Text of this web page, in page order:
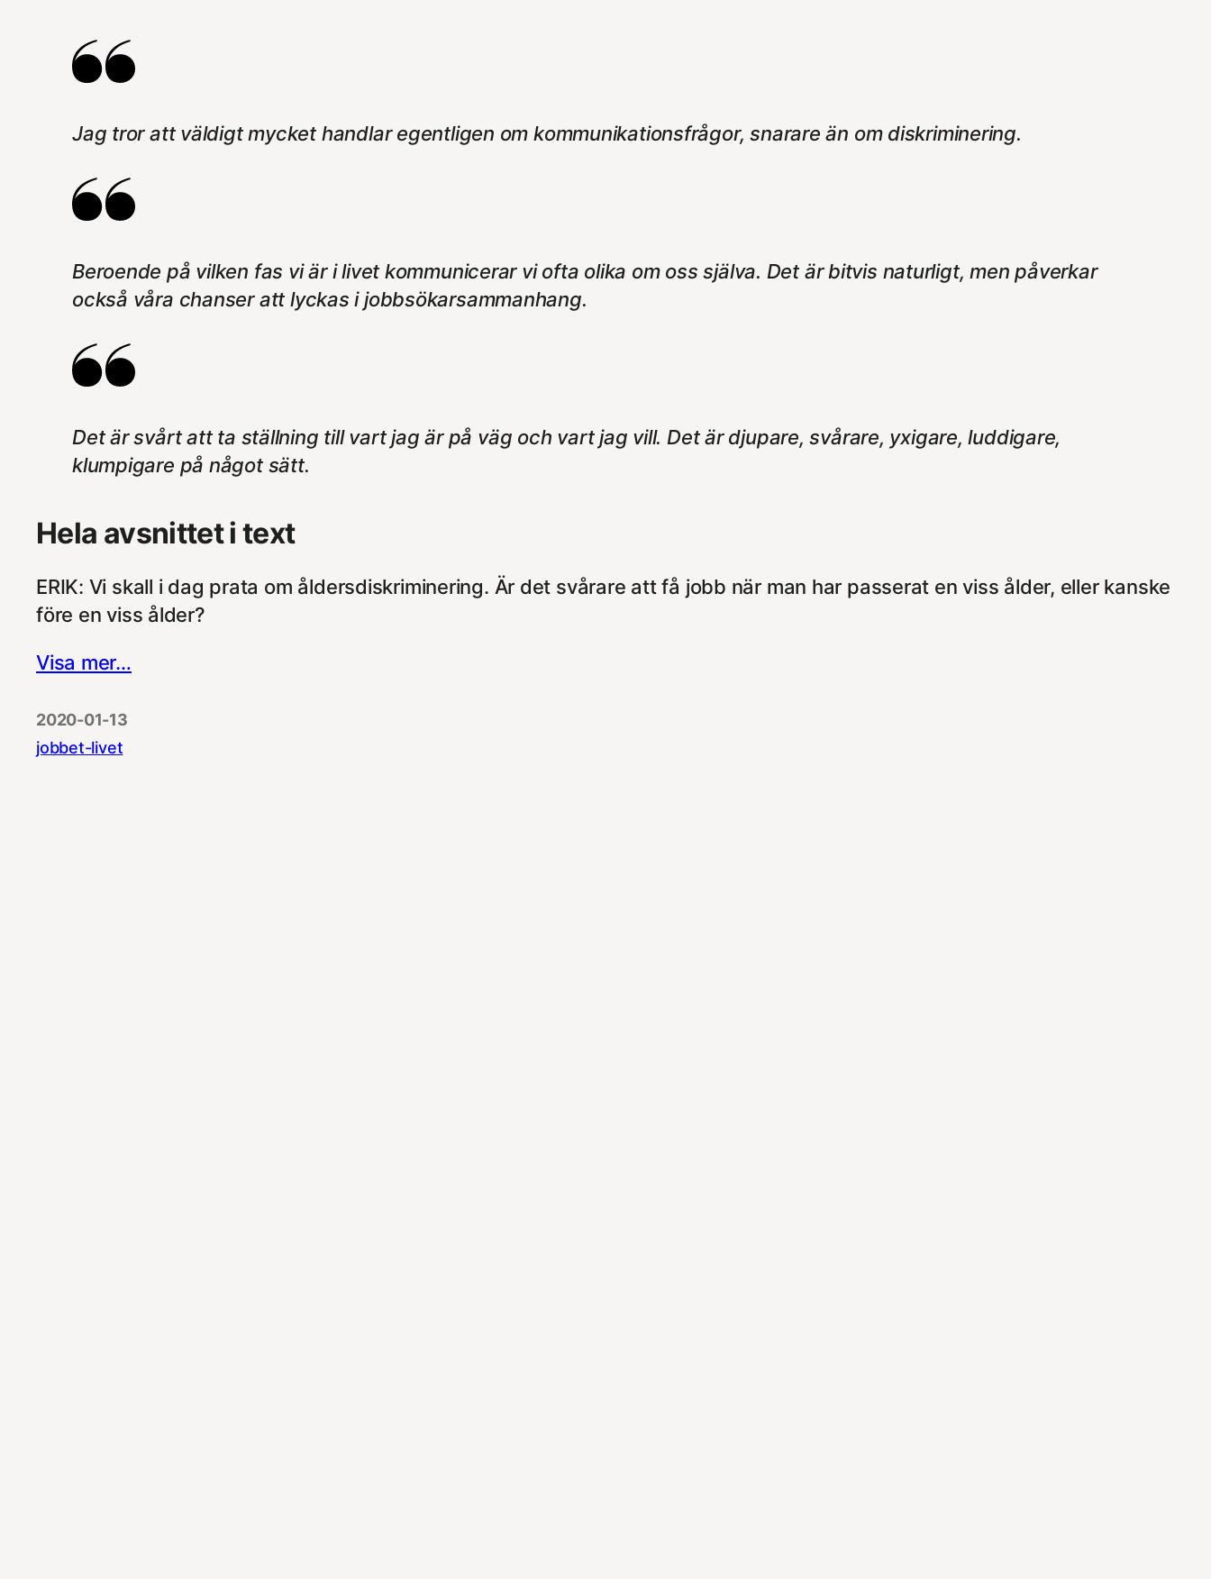
Jag tror att väldigt mycket handlar egentligen om kommunikationsfrågor, snarare än om diskriminering.
Beroende på vilken fas vi är i livet kommunicerar vi ofta olika om oss själva. Det är bitvis naturligt, men påverkar
också våra chanser att lyckas i jobbsökarsammanhang.
Det är svårt att ta ställning till vart jag är på väg och vart jag vill. Det är djupare, svårare, yxigare, luddigare,
klumpigare på något sätt.
Hela avsnittet i text
ERIK: Vi skall i dag prata om åldersdiskriminering. Är det svårare att få jobb när man har passerat en viss ålder, eller kanske
före en viss ålder?
Visa mer…
2020-01-13
jobbet-livet